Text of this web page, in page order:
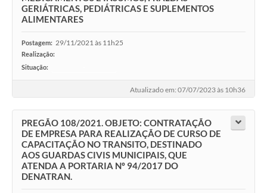
GERIÁTRICAS, PEDIÁTRICAS E SUPLEMENTOS
ALIMENTARES
Postagem: 29/11/2021 às 11h25
Realização:
Situação:
Atualizado em: 07/07/2023 às 10h36
PREGÃO 108/2021. OBJETO: CONTRATAÇÃO
DE EMPRESA PARA REALIZAÇÃO DE CURSO DE
CAPACITAÇÃO NO TRANSITO, DESTINADO
AOS GUARDAS CIVIS MUNICIPAIS, QUE
ATENDA A PORTARIA Nº 94/2017 DO
DENATRAN.